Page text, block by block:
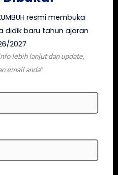
resmi membuka
didik baru tahun ajaran
2027
lebih lanjut dan update,
email anda”